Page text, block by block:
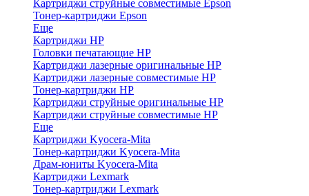
Картриджи струйные совместимые Epson
Тонер-картриджи Epson
Еще
Картриджи HP
Головки печатающие HP
Картриджи лазерные оригинальные HP
Картриджи лазерные совместимые HP
Тонер-картриджи HP
Картриджи струйные оригинальные HP
Картриджи струйные совместимые HP
Еще
Картриджи Kyocera-Mita
Тонер-картриджи Kyocera-Mita
Драм-юниты Kyocera-Mita
Картриджи Lexmark
Тонер-картриджи Lexmark